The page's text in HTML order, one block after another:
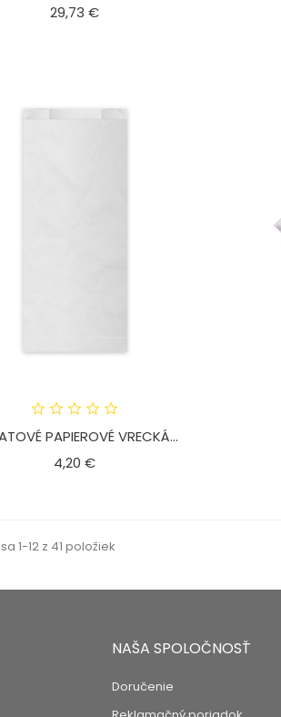
29,73 €Cena
PAPIEROVÉ VRECKÁ...
4,20 €Cena
1-12 z 41 položiek
NAŠA SPOLOČNOSŤ
Doručenie